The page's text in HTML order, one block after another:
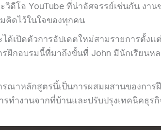
ดีโอ YouTube ที่น่าอัศจรรย์เช่นกัน งาน
คิดไว้ในใจของทุกคน
ด้เปิดตัวการอัปเดตใหม่สามรายการตั้งแ
ฝึกอบรมนี้ที่มาถึงขั้นที่ John มีนักเรียนห
ณาหลักสูตรนี้เป็นการผสมผสานของการ
ทำงานจากที่บ้านและปรับปรุงเทคนิคธุรกิ